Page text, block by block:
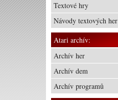
Textové hry
Návody textových her
Atari archív:
Archív her
Archív dem
Archív programů